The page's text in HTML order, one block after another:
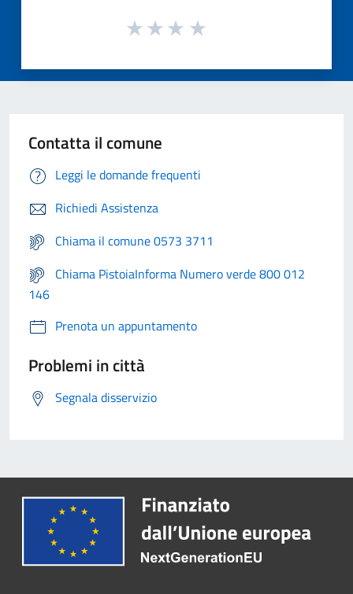
Contatta il comune
Leggi le domande frequenti
Richiedi Assistenza
Chiama il comune 0573 3711
Chiama PistoiaInforma Numero verde 800 012
146
Prenota un appuntamento
Problemi in città
Segnala disservizio